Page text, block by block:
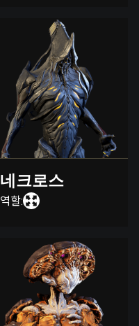
네크로스
역할: